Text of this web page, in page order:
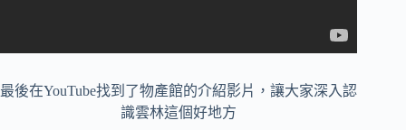
最後在YouTube找到了物產館的介紹影片，讓大家深入認
識雲林這個好地方